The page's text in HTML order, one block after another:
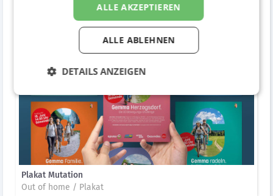
Out of home / Plakat
Plakat Mutation
Out of home / Plakat
ALLE AKZEPTIEREN
ALLE ABLEHNEN
DETAILS ANZEIGEN